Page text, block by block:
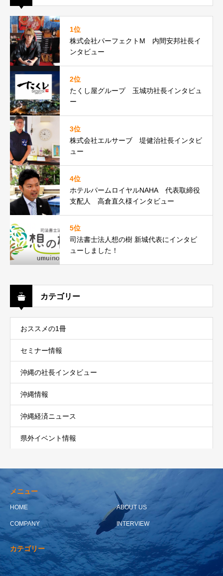
1位
株式会社パーフェクトM 内間安邦社長イ
ンタビュー
2位
たくし屋グループ 玉城功社長インタビュ
ー
3位
株式会社エルサーブ 堤健治社長インタビ
ュー
4位
ホテルパームロイヤルNAHA 代表取締役
支配人 高倉直久様インタビュー
5位
司法書士法人想の樹 新城代表にインタビ
ューしました！
カテゴリー
おススメの1冊
セミナー情報
沖縄の社長インタビュー
沖縄情報
沖縄経済ニュース
県外イベント情報
メニュー
HOME ABOUT US
COMPANY INTERVIEW
カテゴリー